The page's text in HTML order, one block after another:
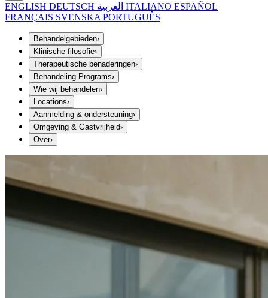
ENGLISH DEUTSCH ITALIANO ESPAÑOL
FRANÇAIS SVENSKA PORTUGUÊS
Behandelgebieden›
Klinische filosofie›
Therapeutische benaderingen›
Behandeling Programs›
Wie wij behandelen›
Locations›
Aanmelding & ondersteuning›
Omgeving & Gastvrijheid›
Over›